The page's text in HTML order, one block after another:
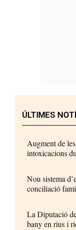
ÚLTIMES
Augment de
intoxicacions
Nou sistema
conciliació
La Diputació
bany en rius i